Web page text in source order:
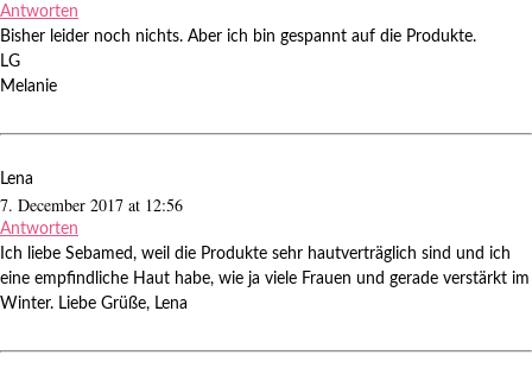
Antworten
Bisher leider noch nichts. Aber ich bin gespannt auf die Produkte.
LG
Melanie
Lena
7. December 2017 at 12:56
Antworten
Ich liebe Sebamed, weil die Produkte sehr hautverträglich sind und ich
eine empfindliche Haut habe, wie ja viele Frauen und gerade verstärkt im
Winter. Liebe Grüße, Lena